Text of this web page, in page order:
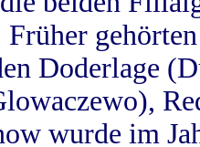
Doderlage
wurde im